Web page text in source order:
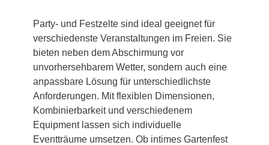
Party- und Festzelte sind ideal geeignet für
verschiedenste Veranstaltungen im Freien. Sie
bieten neben dem Abschirmung vor
unvorhersehbarem Wetter, sondern auch eine
anpassbare Lösung für unterschiedlichste
Anforderungen. Mit flexiblen Dimensionen,
Kombinierbarkeit und verschiedenem
Equipment lassen sich individuelle
Eventträume umsetzen. Ob intimes Gartenfest